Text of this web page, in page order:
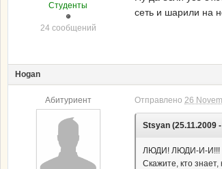
Студенты
24 сообщений
сеть и шарили на
Hogan
Абитуриент Отправлено 26
Stsyan (25.11.2009
ЛЮДИ! ЛЮДИ-И-И!!!
Скажите, кто